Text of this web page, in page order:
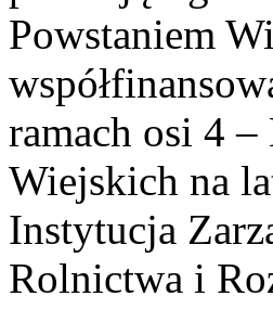
Powstaniem
ramach osi 4
Wiejskich na
Instytucja
Rolnictwa i